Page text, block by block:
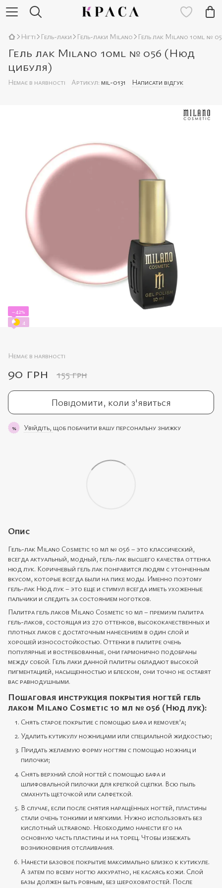
Нігті Гель-лаки Гель-лаки Milano Гель лак Milano 10ml №
Гель лак Milano 10ml № 056 (Нюд
цибуля)
Немає в наявності Артикул: mil-0131 Написати відгук
−42%
4
Немає в наявності
90 грн 155 грн
Повідомити, коли з'явиться
% Увійдіть, щоб побачити вашу персональну знижку
Опис
Гель-лак Milano Cosmetic 10 мл № 056 – это классический,
всегда актуальный, модный, гель-лак высшего качества оттенка
нюд лук. Коричневый гель лак понравится людям с утонченным
вкусом, которые всегда были на пике моды. Именно поэтому
гель-лак Нюд лук – это еще и стимул всегда иметь ухоженные
пальчики и следить за состоянием ноготков.
Палитра гель лаков Milano Cosmetic 10 мл – премиум палитра
гель-лаков, состоящая из 270 оттенков, высококачественных и
плотных лаков с достаточным нанесением в один слой и
хорошей износостойкостью. Оттенки в палитре очень
популярные и востребованные, они гармонично подобраны
между собой. Гель лаки данной палитры обладают высокой
пигментацией, насыщенностью и блеском, они точно не оставят
вас равнодушными.
Пошаговая инструкция покрытия ногтей гель
лаком Milano Cosmetic 10 мл № 056 (Нюд лук):
Снять старое покрытие с помощью бафа и remover’а;
Удалить кутикулу ножницами или специальной жидкостью;
Придать желаемую форму ногтям с помощью ножниц и
пилочки;
Снять верхний слой ногтей с помощью бафа и
шлифовальной пилочки для крепкой сцепки. Всю пыль
смахнуть щеточкой или салфеткой.
В случае, если после снятия наращённых ногтей, пластины
стали очень тонкими и мягкими. Нужно использовать без
кислотный ultrabond. Необходимо нанести его на
основную часть пластины и на торец. Чтобы избежать
возникновения отслаивания.
Нанести базовое покрытие максимально близко к кутикуле.
А затем по всему ногтю аккуратно, не касаясь кожи. Слой
базы должен быть ровным, без шероховатостей. После